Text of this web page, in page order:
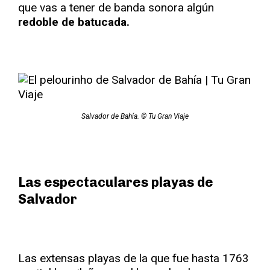
que vas a tener de banda sonora algún
redoble de batucada.
Salvador de Bahía. © Tu Gran Viaje
Las espectaculares playas de
Salvador
Las extensas playas de la que fue hasta 1763